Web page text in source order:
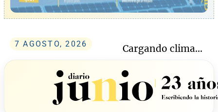
7 AGOSTO, 2026 Cargando clima...